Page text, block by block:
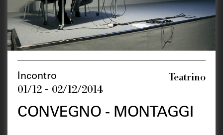
Incontro
01/12 - 02/12/2014
Teatrino
CONVEGNO - MONTAGGI